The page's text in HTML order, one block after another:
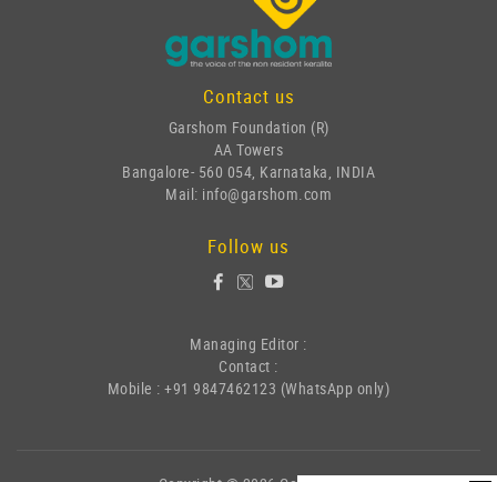
Contact us
Garshom Foundation (R)
AA Towers
Bangalore- 560 054, Karnataka, INDIA
Mail: info@garshom.com
Follow us
Managing Editor :
Contact :
Mobile : +91 9847462123 (WhatsApp only)